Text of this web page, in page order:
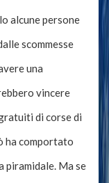
alcune persone
scommesse
una
vincere
di corse di
ha comportato
piramidale. Ma se